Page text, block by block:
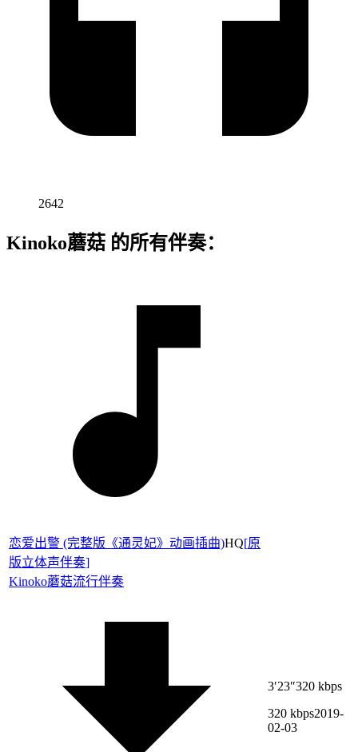
2642
Kinoko蘑菇 的所有伴奏：
恋爱出警 (完整版《通灵妃》动画插曲)HQ[原
版立体声伴奏]
Kinoko蘑菇流行伴奏
3′23″320 kbps
320 kbps2019-
02-03